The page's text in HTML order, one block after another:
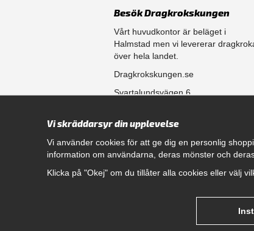
Besök Dragkrokskungen
Vårt huvudkontor är beläget i
Halmstad men vi levererar
över hela landet.
Dragkrokskungen.se
Svartalundsvägen 6
556861-0256
Öppettider
Hitta rätt dragkrok till din bil
Vi skräddarsyr din upplevelse
Vi använder cookies för att ge dig en personlig
information om användarna, deras mönster och
Klicka på "Okej" om du tillåter alla cookies eller välj